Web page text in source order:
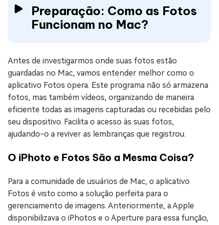
Preparação: Como as Fotos
Funcionam no Mac?
Antes de investigarmos onde suas fotos estão
guardadas no Mac, vamos entender melhor como o
aplicativo Fotos opera. Este programa não só armazena
fotos, mas também vídeos, organizando de maneira
eficiente todas as imagens capturadas ou recebidas pelo
seu dispositivo. Facilita o acesso às suas fotos,
ajudando-o a reviver as lembranças que registrou.
O iPhoto e Fotos São a Mesma Coisa?
Para a comunidade de usuários de Mac, o aplicativo
Fotos é visto como a solução perfeita para o
gerenciamento de imagens. Anteriormente, a Apple
disponibilizava o iPhotos e o Aperture para essa função,